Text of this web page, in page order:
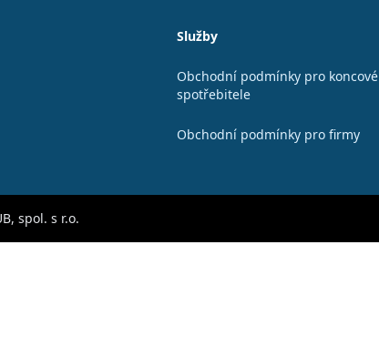
Služby
Obchodní podmínky pro koncové
spotřebitele
Obchodní podmínky pro firmy
spol. s r.o.